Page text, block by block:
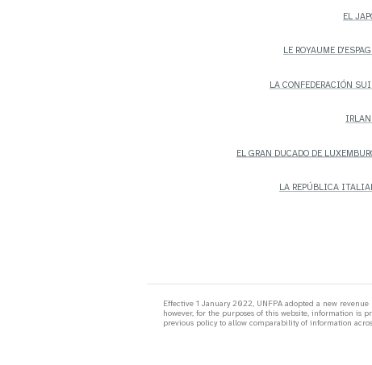
EL
LE ROYAUME
LA CONFEDERACIÓN
EL GRAN DUCADO DE
LA REPÚBLICA
Effective 1 January 2022, UNFPA adopted a new
however, for the purposes of this website, information is
previous policy to allow comparability of information